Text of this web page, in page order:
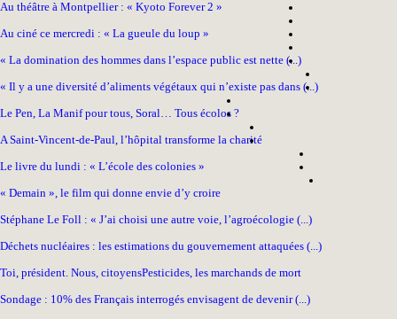
Au théâtre à Montpellier : « Kyoto Forever 2 »
Au ciné ce mercredi : « La gueule du loup »
« La domination des hommes dans l’espace public est nette (...)
« Il y a une diversité d’aliments végétaux qui n’existe pas dans (...)
Le Pen, La Manif pour tous, Soral… Tous écolos ?
A Saint-Vincent-de-Paul, l’hôpital transforme la charité
Le livre du lundi : « L’école des colonies »
« Demain », le film qui donne envie d’y croire
Stéphane Le Foll : « J’ai choisi une autre voie, l’agroécologie (...)
Déchets nucléaires : les estimations du gouvernement attaquées (...)
Toi, président. Nous, citoyensPesticides, les marchands de mort
Sondage : 10% des Français interrogés envisagent de devenir (...)